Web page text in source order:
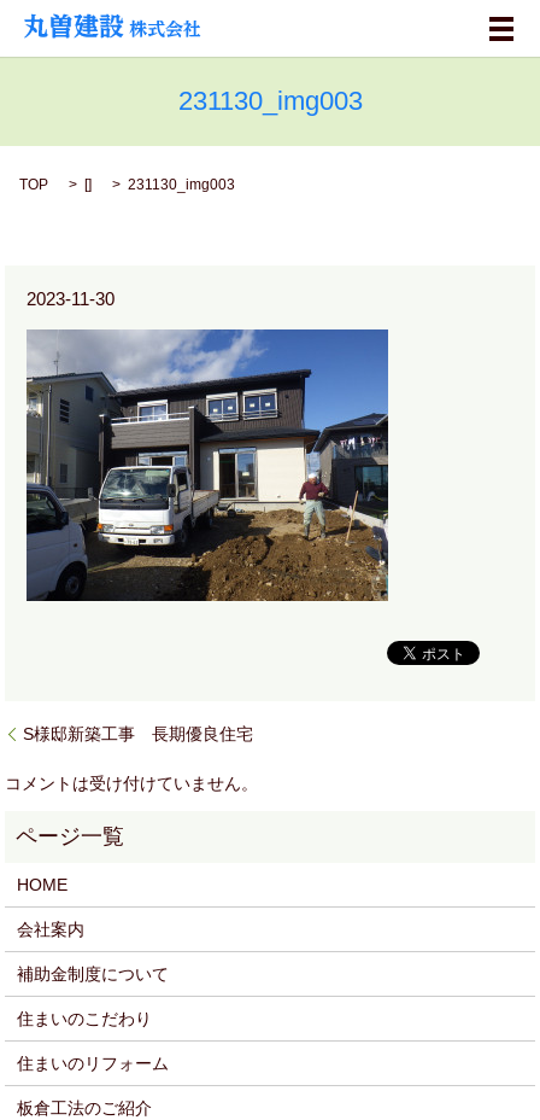
メ
231130_img003
TOP [] 231130_img003
2023-11-30
S様邸新築工事 長期優良住宅
コメントは受け付けていません。
HOME
会社案内
補助金制度について
住まいのこだわり
住まいのリフォーム
板倉工法のご紹介